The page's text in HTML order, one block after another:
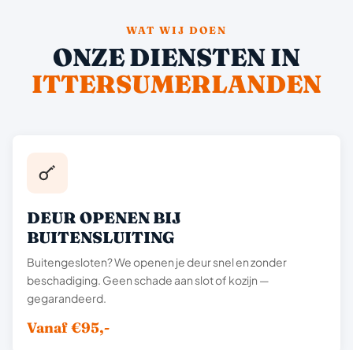
WAT WIJ DOEN
ONZE DIENSTEN IN
ITTERSUMERLANDEN
DEUR OPENEN BIJ
BUITENSLUITING
Buitengesloten? We openen je deur snel en zonder
beschadiging. Geen schade aan slot of kozijn —
gegarandeerd.
Vanaf €95,-